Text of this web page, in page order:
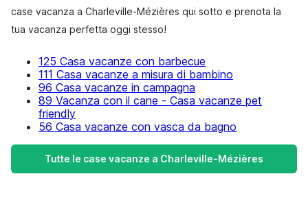
case vacanza a Charleville-Mézières qui sotto e prenota la
tua vacanza perfetta oggi stesso!
125 Casa vacanze con barbecue
111 Casa vacanze a misura di bambino
96 Casa vacanze in campagna
89 Vacanza con il cane - Casa vacanze pet
friendly
56 Casa vacanze con vasca da bagno
Tutte le case vacanze a Charleville-Mézières